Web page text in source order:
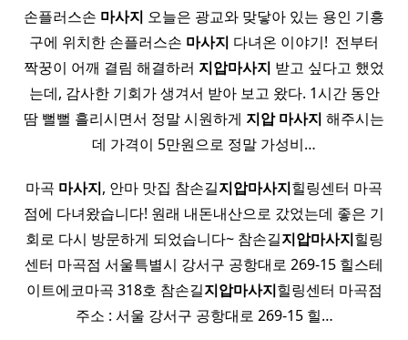
손플러스손 마사지 오늘은 광교와 맞닿아 있는 용인 기흥
구에 위치한 손플러스손 마사지 다녀온 이야기! ​ 전부터
짝꿍이 어깨 결림 해결하러 지압마사지 받고 싶다고 했었
는데, 감사한 기회가 생겨서 받아 보고 왔다. 1시간 동안
땀 뻘뻘 흘리시면서 정말 시원하게 지압 마사지 해주시는
데 가격이 5만원으로 정말 가성비…
마곡 마사지, 안마 맛집 참손길지압마사지힐링센터 마곡
점에 다녀왔습니다! 원래 내돈내산으로 갔었는데 좋은 기
회로 다시 방문하게 되었습니다~ 참손길지압마사지힐링
센터 마곡점 서울특별시 강서구 공항대로 269-15 힐스테
이트에코마곡 318호 참손길지압마사지힐링센터 마곡점
주소 : 서울 강서구 공항대로 269-15 힐…